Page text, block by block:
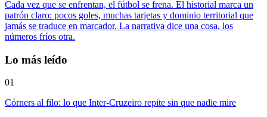
Cada vez que se enfrentan, el fútbol se frena. El historial marca un
patrón claro: pocos goles, muchas tarjetas y dominio territorial que
jamás se traduce en marcador. La narrativa dice una cosa, los
números fríos otra.
Lo más leído
01
Córners al filo: lo que Inter-Cruzeiro repite sin que nadie mire